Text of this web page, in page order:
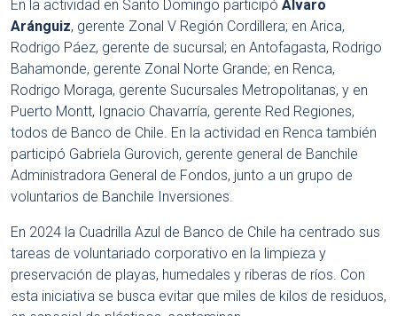
En la actividad en Santo Domingo participó Álvaro
Aránguiz, gerente Zonal V Región Cordillera; en Arica,
Rodrigo Páez, gerente de sucursal; en Antofagasta, Rodrigo
Bahamonde, gerente Zonal Norte Grande; en Renca,
Rodrigo Moraga, gerente Sucursales Metropolitanas, y en
Puerto Montt, Ignacio Chavarría, gerente Red Regiones,
todos de Banco de Chile. En la actividad en Renca también
participó Gabriela Gurovich, gerente general de Banchile
Administradora General de Fondos, junto a un grupo de
voluntarios de Banchile Inversiones.
En 2024 la Cuadrilla Azul de Banco de Chile ha centrado sus
tareas de voluntariado corporativo en la limpieza y
preservación de playas, humedales y riberas de ríos. Con
esta iniciativa se busca evitar que miles de kilos de residuos,